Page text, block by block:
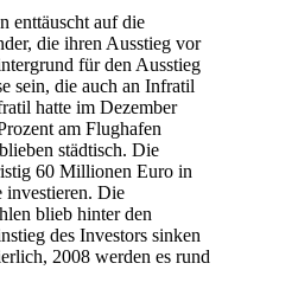
enttäuscht auf die
die ihren Ausstieg vor
für den Ausstieg
sein, die auch an Infratil
hatte im Dezember
am Flughafen
städtisch. Die
60 Millionen Euro in
investieren. Die
blieb hinter den
des Investors sinken
2008 werden es rund